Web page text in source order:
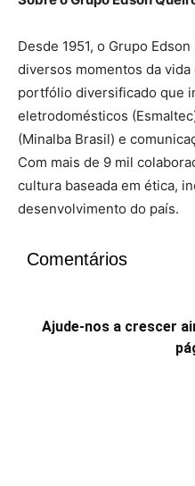
Desde 1951, o Grupo
diversos momentos da
portfólio diversificado que
eletrodomésticos
(Minalba Brasil) e
Com mais de 9 mil
cultura baseada em ética,
desenvolvimento do país.
Comentários
Ajude-nos a crescer